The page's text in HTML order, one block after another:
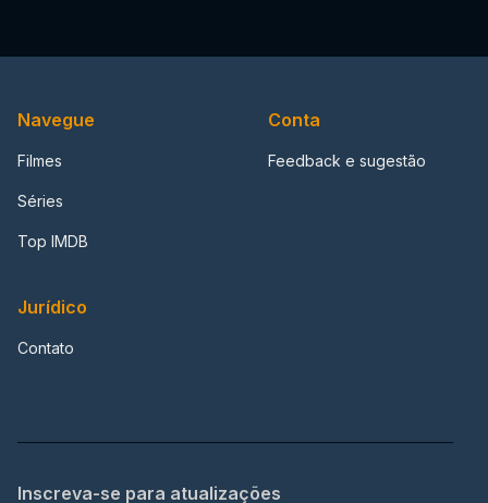
Navegue
Filmes
Séries
Top IMDB
Conta
Feedback e sugestão
Jurídico
Contato
Inscreva-se para atualizações